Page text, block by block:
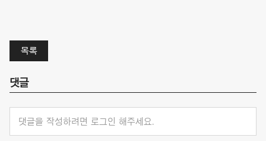
목록
댓글
댓글을 작성하려면 로그인 해주세요.